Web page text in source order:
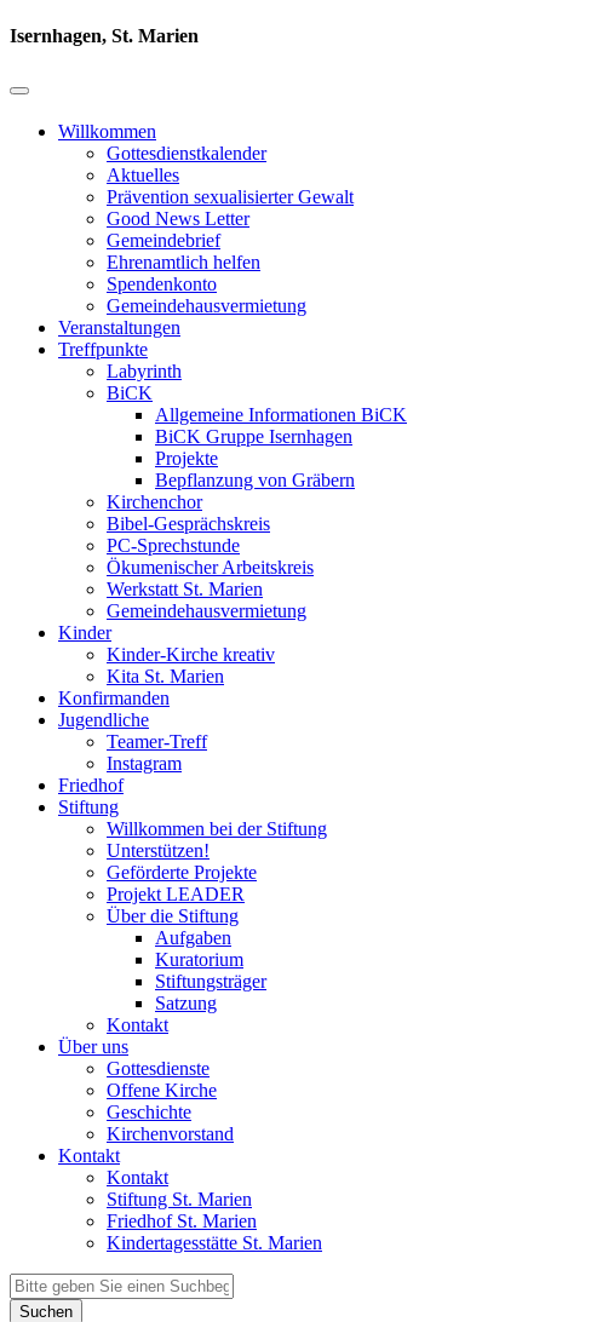
Isernhagen, St. Marien
Willkommen
Gottesdienstkalender
Aktuelles
Prävention sexualisierter Gewalt
Good News Letter
Gemeindebrief
Ehrenamtlich helfen
Spendenkonto
Gemeindehausvermietung
Veranstaltungen
Treffpunkte
Labyrinth
BiCK
Allgemeine Informationen BiCK
BiCK Gruppe Isernhagen
Projekte
Bepflanzung von Gräbern
Kirchenchor
Bibel-Gesprächskreis
PC-Sprechstunde
Ökumenischer Arbeitskreis
Werkstatt St. Marien
Gemeindehausvermietung
Kinder
Kinder-Kirche kreativ
Kita St. Marien
Konfirmanden
Jugendliche
Teamer-Treff
Instagram
Friedhof
Stiftung
Willkommen bei der Stiftung
Unterstützen!
Geförderte Projekte
Projekt LEADER
Über die Stiftung
Aufgaben
Kuratorium
Stiftungsträger
Satzung
Kontakt
Über uns
Gottesdienste
Offene Kirche
Geschichte
Kirchenvorstand
Kontakt
Kontakt
Stiftung St. Marien
Friedhof St. Marien
Kindertagesstätte St. Marien
Suchen